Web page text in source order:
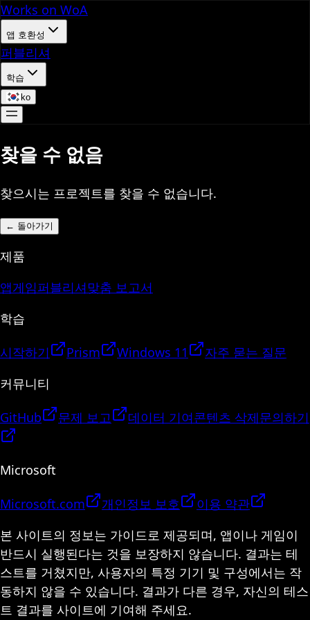
Works on WoA
앱 호환성
퍼블리셔
학습
ko
찾을 수 없음
찾으시는 프로젝트를 찾을 수 없습니다.
← 돌아가기
제품
앱게임퍼블리셔맞춤 보고서
학습
시작하기 Prism Windows 11
자주 묻는 질문
커뮤니티
GitHub 문제 보고 데이터 기여콘텐츠 삭제문의하기
Microsoft
Microsoft.com 개인정보 보호
이용 약관
본 사이트의 정보는 가이드로 제공되며, 앱이나 게임이
반드시 실행된다는 것을 보장하지 않습니다. 결과는 테
스트를 거쳤지만, 사용자의 특정 기기 및 구성에서는 작
동하지 않을 수 있습니다. 결과가 다른 경우, 자신의 테스
트 결과를 사이트에 기여해 주세요.